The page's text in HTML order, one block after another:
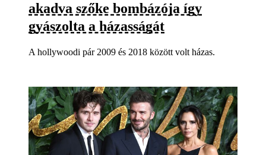
akadva szőke bombázója így
gyászolta a házasságát
A hollywoodi pár 2009 és 2018 között volt házas.